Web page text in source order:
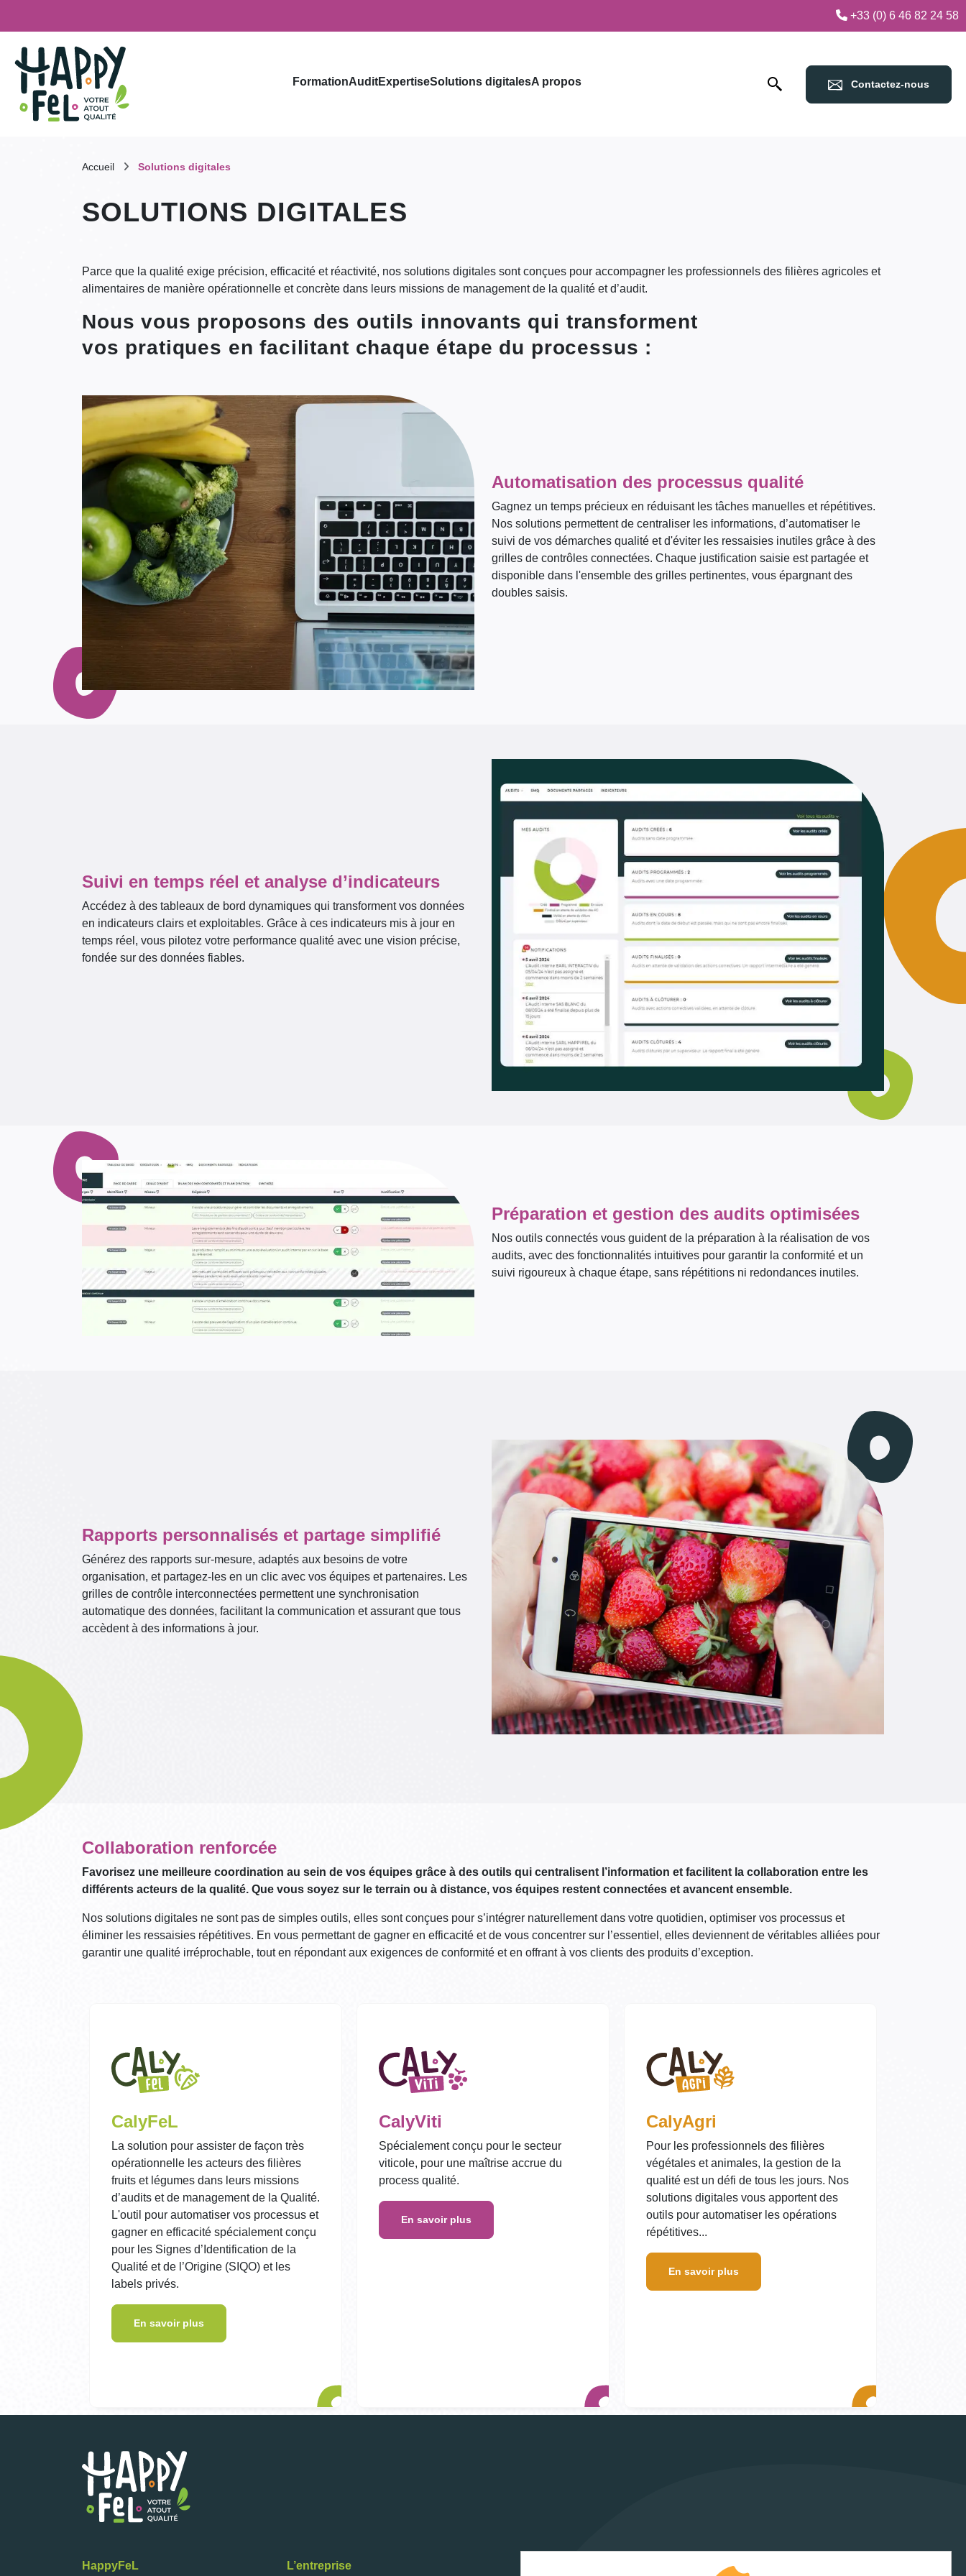
+33 (0) 6 46 82 24 58
FormationAuditExpertiseSolutions digitalesA propos Contactez-nous
Accueil Solutions digitales
SOLUTIONS DIGITALES
Parce que la qualité exige précision, efficacité et réactivité, nos solutions digitales sont conçues pour accompagner les professionnels des filières agricoles et
alimentaires de manière opérationnelle et concrète dans leurs missions de management de la qualité et d’audit.
Nous vous proposons des outils innovants qui transforment
vos pratiques en facilitant chaque étape du processus :
Automatisation des processus qualité
Gagnez un temps précieux en réduisant les tâches manuelles et répétitives.
Nos solutions permettent de centraliser les informations, d’automatiser le
suivi de vos démarches qualité et d'éviter les ressaisies inutiles grâce à des
grilles de contrôles connectées. Chaque justification saisie est partagée et
disponible dans l'ensemble des grilles pertinentes, vous épargnant des
doubles saisis.
Suivi en temps réel et analyse d’indicateurs
Accédez à des tableaux de bord dynamiques qui transforment vos données
en indicateurs clairs et exploitables. Grâce à ces indicateurs mis à jour en
temps réel, vous pilotez votre performance qualité avec une vision précise,
fondée sur des données fiables.
Préparation et gestion des audits optimisées
Nos outils connectés vous guident de la préparation à la réalisation de vos
audits, avec des fonctionnalités intuitives pour garantir la conformité et un
suivi rigoureux à chaque étape, sans répétitions ni redondances inutiles.
Rapports personnalisés et partage simplifié
Générez des rapports sur-mesure, adaptés aux besoins de votre
organisation, et partagez-les en un clic avec vos équipes et partenaires. Les
grilles de contrôle interconnectées permettent une synchronisation
automatique des données, facilitant la communication et assurant que tous
accèdent à des informations à jour.
Collaboration renforcée
Favorisez une meilleure coordination au sein de vos équipes grâce à des outils qui centralisent l’information et facilitent la collaboration entre les
différents acteurs de la qualité. Que vous soyez sur le terrain ou à distance, vos équipes restent connectées et avancent ensemble.
Nos solutions digitales ne sont pas de simples outils, elles sont conçues pour s’intégrer naturellement dans votre quotidien, optimiser vos processus et
éliminer les ressaisies répétitives. En vous permettant de gagner en efficacité et de vous concentrer sur l’essentiel, elles deviennent de véritables alliées pour
garantir une qualité irréprochable, tout en répondant aux exigences de conformité et en offrant à vos clients des produits d’exception.
CalyFeL
La solution pour assister de façon très
opérationnelle les acteurs des filières
fruits et légumes dans leurs missions
d’audits et de management de la Qualité.
L'outil pour automatiser vos processus et
gagner en efficacité spécialement conçu
pour les Signes d’Identification de la
Qualité et de l’Origine (SIQO) et les
labels privés.
En savoir plus
CalyViti
Spécialement conçu pour le secteur
viticole, pour une maîtrise accrue du
process qualité.
En savoir plus
CalyAgri
Pour les professionnels des filières
végétales et animales, la gestion de la
qualité est un défi de tous les jours. Nos
solutions digitales vous apportent des
outils pour automatiser les opérations
répétitives...
En savoir plus
HappyFeL L’entreprise Contactez-nous